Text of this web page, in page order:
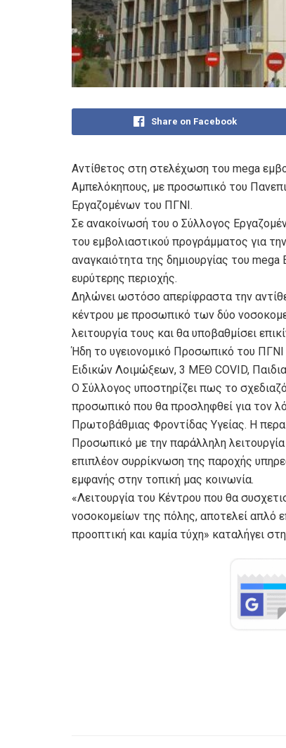
Share on Facebook
Αντίθετος στη στελέχωση του mega
Αμπελόκηπους, με προσωπικό του
Εργαζομένων του ΠΓΝΙ.
Σε ανακοίνωσή του ο Σύλλογος
του εμβολιαστικού προγράμματος για
αναγκαιότητα της δημιουργίας του
ευρύτερης περιοχής.
Δηλώνει ωστόσο απερίφραστα την
κέντρου με προσωπικό των δύο
λειτουργία τους και θα υποβαθμίσει
Ήδη το υγειονομικό Προσωπικό του
Ειδικών Λοιμώξεων, 3 ΜΕΘ COVID,
Ο Σύλλογος υποστηρίζει πως το
προσωπικό που θα προσληφθεί για τον
Πρωτοβάθμιας Φροντίδας Υγείας. Η
Προσωπικό με την παράλληλη
επιπλέον συρρίκνωση της παροχής
εμφανής στην τοπική μας κοινωνία.
«Λειτουργία του Κέντρου που θα
νοσοκομείων της πόλης, αποτελεί απλό
προοπτική και καμία τύχη» καταλήγει